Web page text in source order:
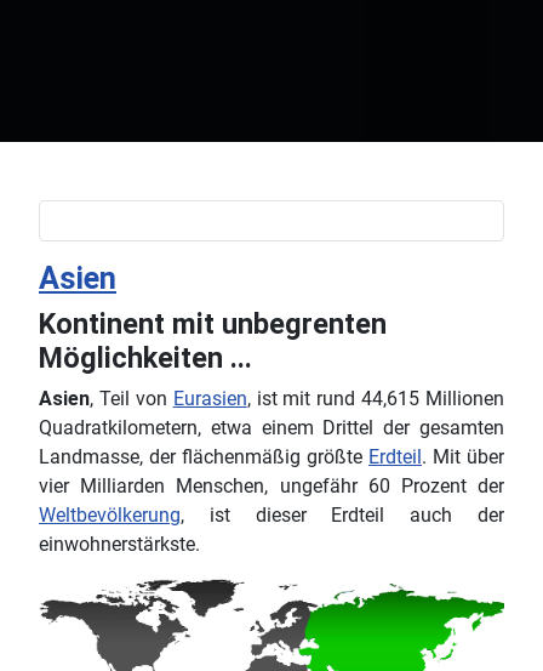
Asien
Kontinent mit unbegrenten
Möglichkeiten ...
Asien, Teil von Eurasien, ist mit rund 44,615 Millionen
Quadratkilometern, etwa einem Drittel der gesamten
Landmasse, der flächenmäßig größte Erdteil. Mit über
vier Milliarden Menschen, ungefähr 60 Prozent der
Weltbevölkerung, ist dieser Erdteil auch der
einwohnerstärkste.